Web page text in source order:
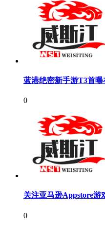
蓝港绝密新手游T3首
0
关注亚马逊Appstore游
0